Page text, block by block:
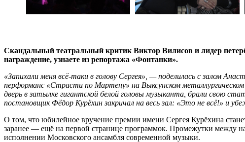
Скандальный театральный критик Виктор Вилисов и лидер
награждение, узнаете из репортажа «Фонтанки».
«Запихали меня всё-таки в голову Сергея», — поделилась с залом
перформанс «Страсти по Мартену» на Выксунском металлургическом
дверь в затылке гигантской белой головы музыканта, брали свою
постановщик Фёдор Курёхин закричал на весь зал: «Это не всё!» и
О том, что юбилейное вручение премии имени Сергея Курёхина
заранее — ещё на первой странице программок. Промежутки между
исполнении Московского ансамбля современной музыки.